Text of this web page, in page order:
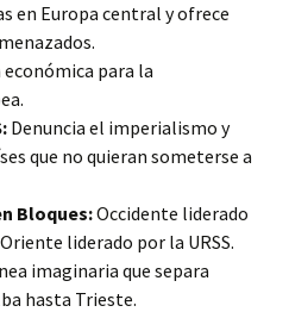
en Europa central y ofrece
económica para la
Denuncia el imperialismo y
que no quieran someterse a
Bloques:Occidente liderado
liderado por la URSS.
imaginaria que separa
hasta Trieste.